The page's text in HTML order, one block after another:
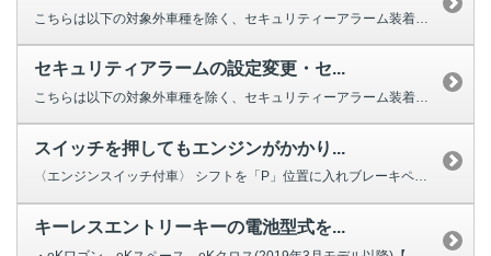
セキュリティアラームの設定変更・セ...
こちらは以下の対象外車種を除く、セキュリティーアラーム装着車向けのご回答で...
スイッチを押してもエンジンがかかり...
〈エンジンスイッチ付車〉 シフトを「P」位置に入れブレーキペダルをしっか...
キーレスエントリーキーの電池型式を...